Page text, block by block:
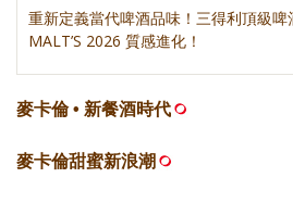
重新定義當代啤酒品味！三得利頂級
MALT’S 2026 質感進化！
麥卡倫 • 新餐酒時代
麥卡倫甜蜜新浪潮